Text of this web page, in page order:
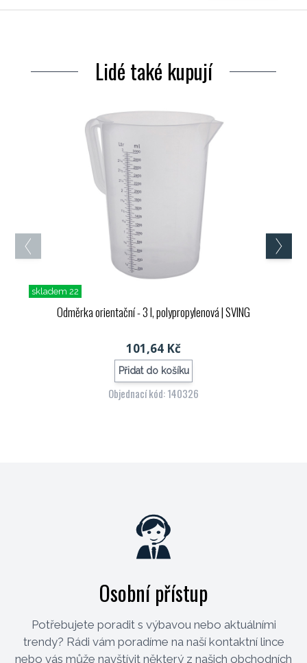
Lidé také kupují
skladem 22
Odměrka orientační - 3 l, polypropylenová| SVING
101,64 Kč
Přidat do košíku
Objednací kód: 140326
Osobní přístup
Potřebujete poradit s výbavou nebo aktuálními
trendy? Rádi vám poradíme na naší kontaktní lince
nebo vás může navštívit některý z našich obchodních